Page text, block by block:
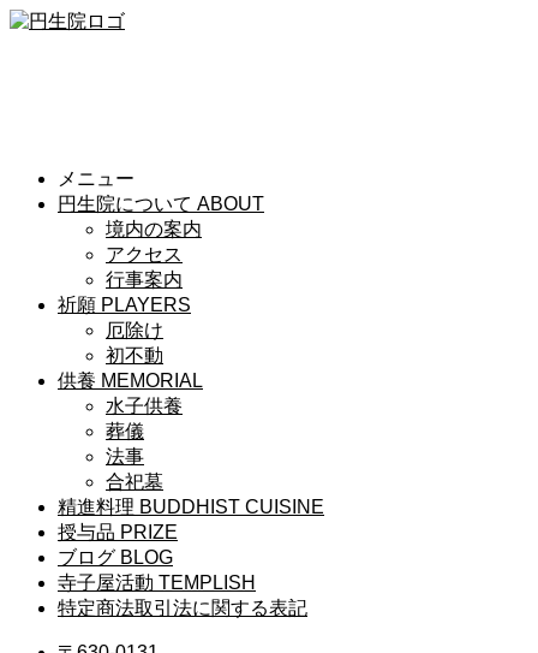
メニュー
円生院について ABOUT
境内の案内
アクセス
行事案内
祈願 PLAYERS
厄除け
初不動
供養 MEMORIAL
水子供養
葬儀
法事
合祀墓
精進料理 BUDDHIST CUISINE
授与品 PRIZE
ブログ BLOG
寺子屋活動 TEMPLISH
特定商法取引法に関する表記